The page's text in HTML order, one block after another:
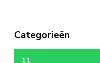
Categorieën
11